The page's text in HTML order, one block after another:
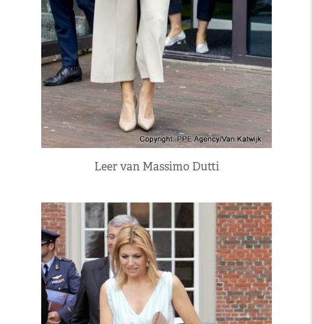
Leer van Massimo Dutti